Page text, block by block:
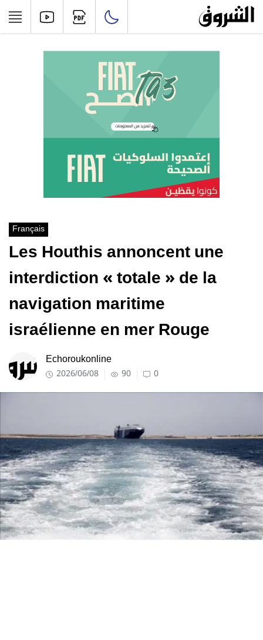
Français
Les Houthis annoncent une
interdiction « totale » de la
navigation maritime
israélienne en mer Rouge
Echoroukonline
2026/06/08 90 0